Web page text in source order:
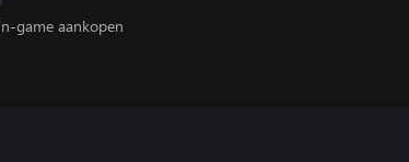
game aankopen